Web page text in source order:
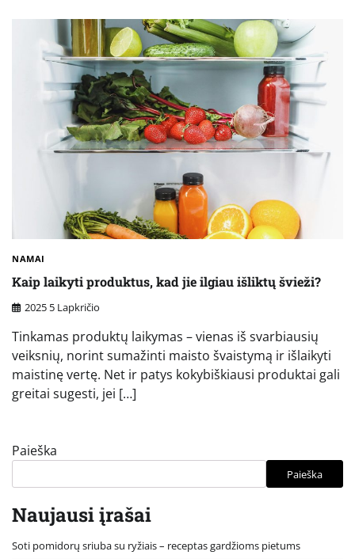
NAMAI
Kaip laikyti produktus, kad jie ilgiau išliktų švieži?
2025 5 Lapkričio
Tinkamas produktų laikymas – vienas iš svarbiausių
veiksnių, norint sumažinti maisto švaistymą ir išlaikyti
maistinę vertę. Net ir patys kokybiškiausi produktai gali
greitai sugesti, jei […]
Paieška
Paieška
Naujausi įrašai
Soti pomidorų sriuba su ryžiais – receptas gardžioms pietums